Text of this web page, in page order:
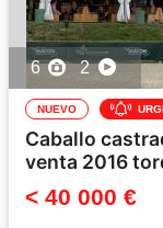
6 2
NUEVO
Caballo
venta 2016
< 40 000 €